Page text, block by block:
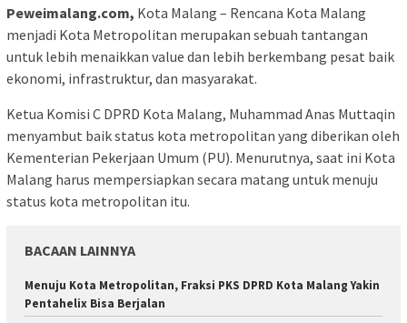
Peweimalang.com, Kota Malang – Rencana Kota Malang
menjadi Kota Metropolitan merupakan sebuah tantangan
untuk lebih menaikkan value dan lebih berkembang pesat baik
ekonomi, infrastruktur, dan masyarakat.
Ketua Komisi C DPRD Kota Malang, Muhammad Anas Muttaqin
menyambut baik status kota metropolitan yang diberikan oleh
Kementerian Pekerjaan Umum (PU). Menurutnya, saat ini Kota
Malang harus mempersiapkan secara matang untuk menuju
status kota metropolitan itu.
BACAAN LAINNYA
Menuju Kota Metropolitan, Fraksi PKS DPRD Kota Malang Yakin
Pentahelix Bisa Berjalan